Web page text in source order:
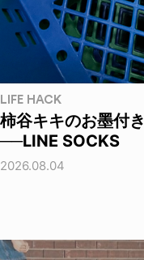
LIFE HACK
柿谷キキのお墨付き
──LINE SOCKS
2026.08.04